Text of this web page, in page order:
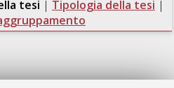
tesi | Tipologia della tesi |